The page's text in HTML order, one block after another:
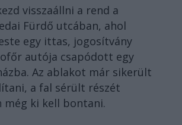
visszaállni a rend a
Fürdő utcában, ahol
egy ittas, jogosítvány
autója csapódott egy
Az ablakot már sikerült
a fal sérült részét
még ki kell bontani.